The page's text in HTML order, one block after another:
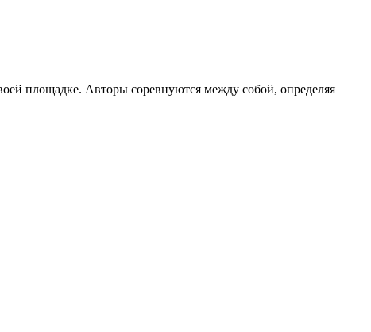
площадке. Авторы соревнуются между собой, определяя